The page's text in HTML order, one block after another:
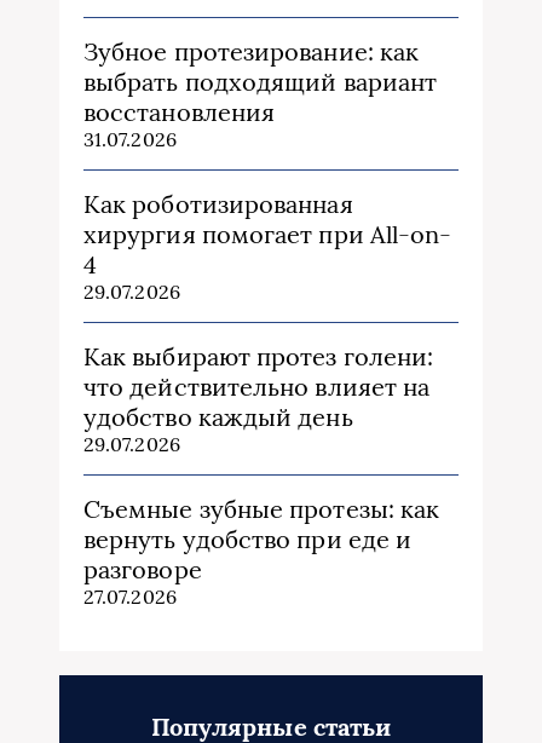
Зубное протезирование: как
выбрать подходящий вариант
восстановления
31.07.2026
Как роботизированная
хирургия помогает при All-on-
4
29.07.2026
Как выбирают протез голени:
что действительно влияет на
удобство каждый день
29.07.2026
Съемные зубные протезы: как
вернуть удобство при еде и
разговоре
27.07.2026
Популярные статьи